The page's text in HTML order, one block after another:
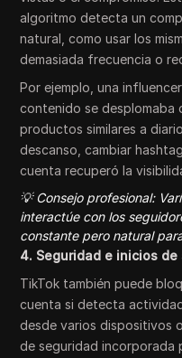
algoritmo detecta un
natural, como usar los
demasiada frecuencia o
Por ejemplo, una
contenido se desplomaba
productos similares a
descanso, cambiar
cuenta recuperó la
💡 Consejo profesional:
interactúe con los
constante pero natural
4. Seguridad e inicios
TikTok también puede
cuenta si detecta
desde varios dispositivos
de seguridad incorporada